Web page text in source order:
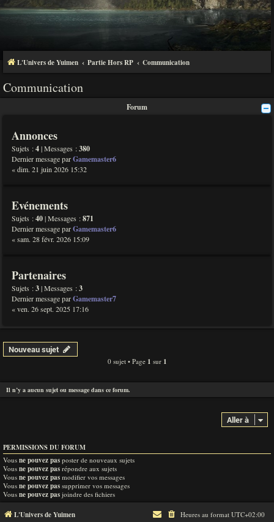
L'Univers de Yuimen Partie Hors RP Communication
Communication
Forum
Annonces
Sujets :4| Messages :380
Dernier message parGamemaster6
« dim. 21 juin 2026 15:32
Evénements
Sujets :40| Messages :871
Dernier message parGamemaster6
« sam. 28 févr. 2026 15:09
Partenaires
Sujets :3| Messages :3
Dernier message parGamemaster7
« ven. 26 sept. 2025 17:16
Nouveau sujet
0 sujet • Page 1 sur 1
Il n’y a aucun sujet ou message dans ce forum.
Aller à
PERMISSIONS DU FORUM
Vous ne pouvez pas poster de nouveaux sujets
Vous ne pouvez pas répondre aux sujets
Vous ne pouvez pas modifier vos messages
Vous ne pouvez pas supprimer vos messages
Vous ne pouvez pas joindre des fichiers
L'Univers de Yuimen Heures au format UTC+02:00